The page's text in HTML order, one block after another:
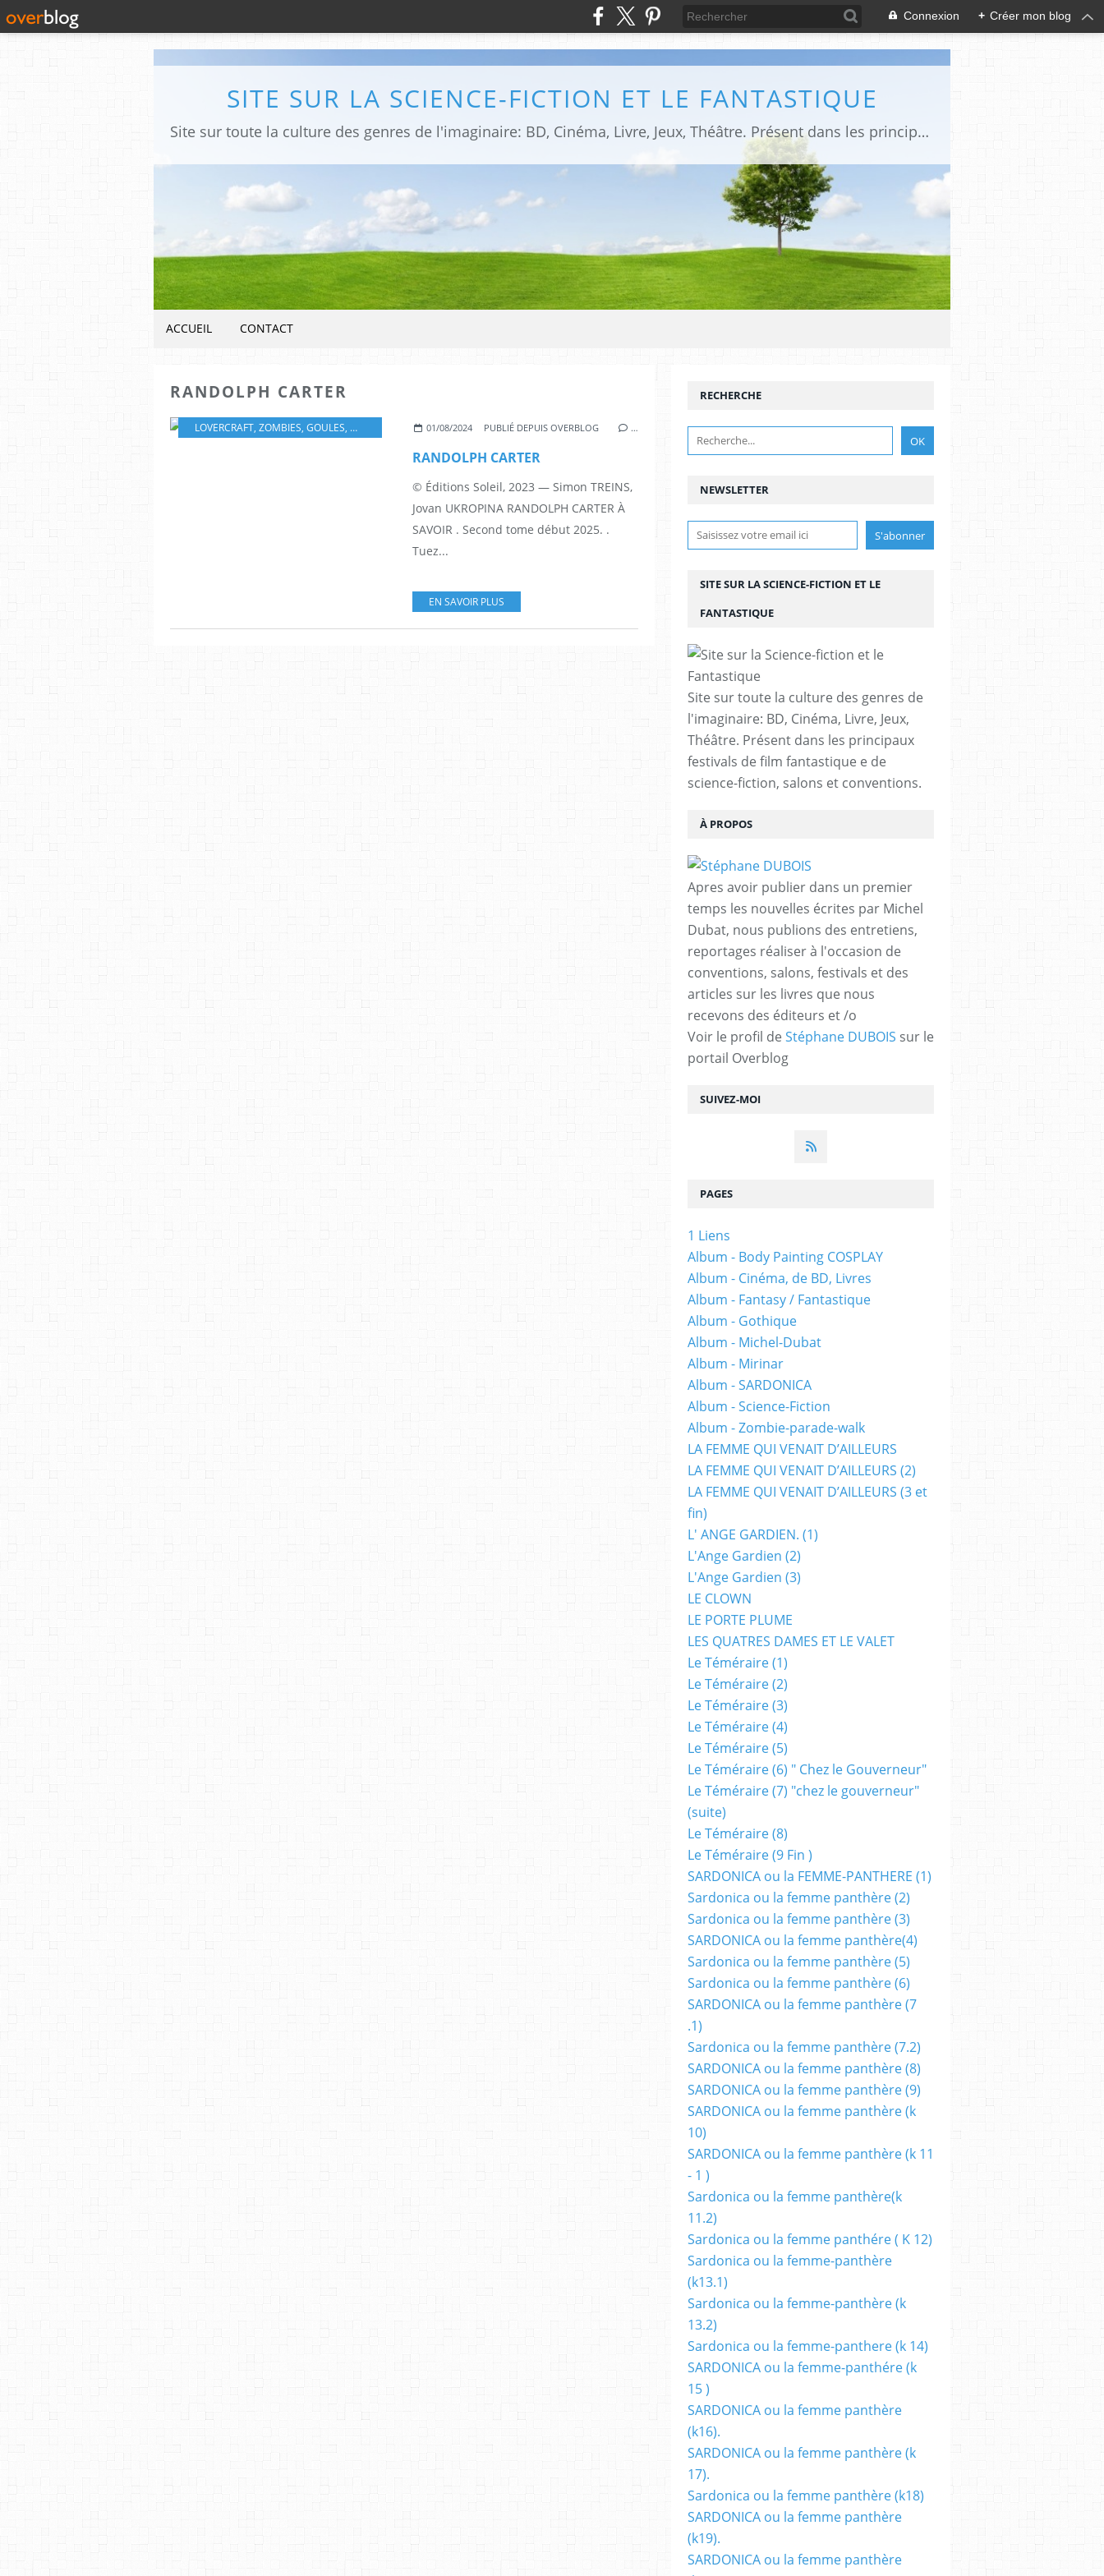
Connexion + Créer mon blog
SITE SUR LA SCIENCE-FICTION ET LE FANTASTIQUE
Site sur toute la culture des genres de l'imaginaire: BD, Cinéma, Livre, Jeux, Théâtre. Présent dans les principaux festivals de film fantastique e de science-fiction, salons et conventions.
ACCUEIL CONTACT
RANDOLPH CARTER
LOVERCRAFT, ZOMBIES, GOULES, MONSTRES SIMON TREINS BD,JOVAN UKROPINA,GUERRE,HORREUR RANDOLPH CARTER
01/08/2024 PUBLIÉ DEPUIS OVERBLOG …
RANDOLPH CARTER
© Éditions Soleil, 2023 — Simon TREINS,
Jovan UKROPINA RANDOLPH CARTER À
SAVOIR . Second tome début 2025. .
Tuez...
EN SAVOIR PLUS
NEWSLETTER
SUIVEZ-MOI
RECHERCHE
SITE SUR LA SCIENCE-FICTION ET LE
FANTASTIQUE
Site sur toute la culture des genres de
l'imaginaire: BD, Cinéma, Livre, Jeux,
Théâtre. Présent dans les principaux
festivals de film fantastique e de
science-fiction, salons et conventions.
À PROPOS
Apres avoir publier dans un premier
temps les nouvelles écrites par Michel
Dubat, nous publions des entretiens,
reportages réaliser à l'occasion de
conventions, salons, festivals et des
articles sur les livres que nous
recevons des éditeurs et /o
Voir le profil de Stéphane DUBOIS sur le
portail Overblog
PAGES
1 Liens
Album - Body Painting COSPLAY
Album - Cinéma, de BD, Livres
Album - Fantasy / Fantastique
Album - Gothique
Album - Michel-Dubat
Album - Mirinar
Album - SARDONICA
Album - Science-Fiction
Album - Zombie-parade-walk
LA FEMME QUI VENAIT D’AILLEURS
LA FEMME QUI VENAIT D’AILLEURS (2)
LA FEMME QUI VENAIT D’AILLEURS (3 et
fin)
L' ANGE GARDIEN. (1)
L'Ange Gardien (2)
L'Ange Gardien (3)
LE CLOWN
LE PORTE PLUME
LES QUATRES DAMES ET LE VALET
Le Téméraire (1)
Le Téméraire (2)
Le Téméraire (3)
Le Téméraire (4)
Le Téméraire (5)
Le Téméraire (6) " Chez le Gouverneur"
Le Téméraire (7) "chez le gouverneur"
(suite)
Le Téméraire (8)
Le Téméraire (9 Fin )
SARDONICA ou la FEMME-PANTHERE (1)
Sardonica ou la femme panthère (2)
Sardonica ou la femme panthère (3)
SARDONICA ou la femme panthère(4)
Sardonica ou la femme panthère (5)
Sardonica ou la femme panthère (6)
SARDONICA ou la femme panthère (7
.1)
Sardonica ou la femme panthère (7.2)
SARDONICA ou la femme panthère (8)
SARDONICA ou la femme panthère (9)
SARDONICA ou la femme panthère (k
10)
SARDONICA ou la femme panthère (k 11
- 1 )
Sardonica ou la femme panthère(k
11.2)
Sardonica ou la femme panthére ( K 12)
Sardonica ou la femme-panthère
(k13.1)
Sardonica ou la femme-panthère (k
13.2)
Sardonica ou la femme-panthere (k 14)
SARDONICA ou la femme-panthére (k
15 )
SARDONICA ou la femme panthère
(k16).
SARDONICA ou la femme panthère (k
17).
Sardonica ou la femme panthère (k18)
SARDONICA ou la femme panthère
(k19).
SARDONICA ou la femme panthère